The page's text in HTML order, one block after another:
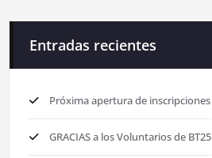
Entradas recientes
Próxima apertura de inscripciones
GRACIAS a los Voluntarios de BT25